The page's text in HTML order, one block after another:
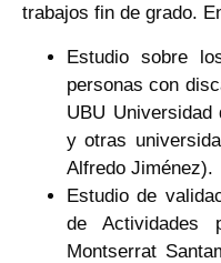
trabajos fin de grado.
Estudio sobre
personas con
UBU
y otras
Alfredo Jiménez).
Estudio de
de Actividades
Montserrat